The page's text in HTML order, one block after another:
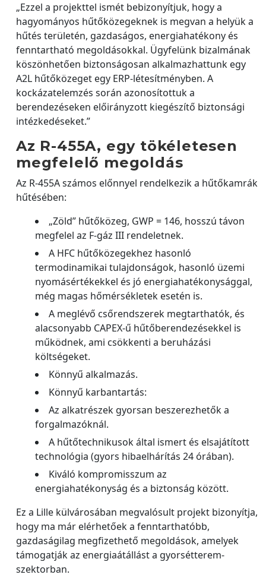
„Ezzel a projekttel ismét bebizonyítjuk, hogy a
hagyományos hűtőközegeknek is megvan a helyük a
hűtés területén, gazdaságos, energiahatékony és
fenntartható megoldásokkal. Ügyfelünk bizalmának
köszönhetően biztonságosan alkalmazhattunk egy
A2L hűtőközeget egy ERP-létesítményben. A
kockázatelemzés során azonosítottuk a
berendezéseken előirányzott kiegészítő biztonsági
intézkedéseket.”
Az R-455A, egy tökéletesen
megfelelő megoldás
Az R-455A számos előnnyel rendelkezik a hűtőkamrák
hűtésében:
„Zöld” hűtőközeg, GWP = 146, hosszú távon
megfelel az F-gáz III rendeletnek.
A HFC hűtőközegekhez hasonló
termodinamikai tulajdonságok, hasonló üzemi
nyomásértékekkel és jó energiahatékonysággal,
még magas hőmérsékletek esetén is.
A meglévő csőrendszerek megtarthatók, és
alacsonyabb CAPEX-ű hűtőberendezésekkel is
működnek, ami csökkenti a beruházási
költségeket.
Könnyű alkalmazás.
Könnyű karbantartás:
Az alkatrészek gyorsan beszerezhetők a
forgalmazóknál.
A hűtőtechnikusok által ismert és elsajátított
technológia (gyors hibaelhárítás 24 órában).
Kiváló kompromisszum az
energiahatékonyság és a biztonság között.
Ez a Lille külvárosában megvalósult projekt bizonyítja,
hogy ma már elérhetőek a fenntarthatóbb,
gazdaságilag megfizethető megoldások, amelyek
támogatják az energiaátállást a gyorsétterem-
szektorban.